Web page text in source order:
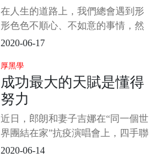
卻又自帶仙氣，出塵而不染，遺
在人生的道路上，我們總會遇到形
形色色不順心、不如意的事情，然
後積攢成一股股憤怒、怨恨、委
自己的方式發洩出來。 對我們來
說，有些負面情緒是需要及時發洩
出來的，強行窩在心裡反而會對我
們的身心造成傷害；然而，有些負
面情緒是需要我們獨自承擔的，畢
竟每個人都應該有所忍耐和擔
2020-06-17
厚黑學
成功最大的天賦是懂得
努力
近日，郎朗和妻子吉娜在“同一個世
界團結在家”抗疫演唱會上，四手聯
彈了驚艷四座的《Nocturne op. 9 no 1
2020-06-14